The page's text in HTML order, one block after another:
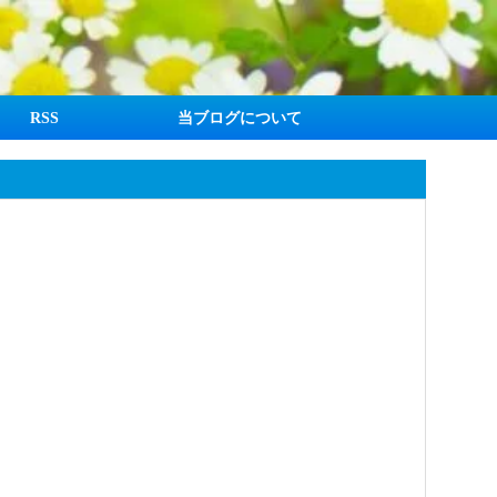
RSS 当ブログについて